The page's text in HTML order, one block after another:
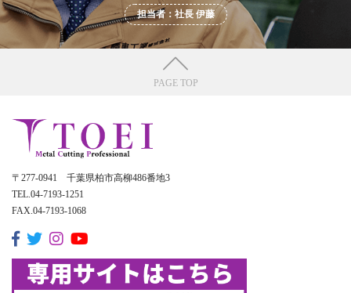
担当者：社長 伊藤
PAGE TOP
〒277-0941 千葉県柏市高柳486番地3
TEL.04-7193-1251
FAX.04-7193-1068